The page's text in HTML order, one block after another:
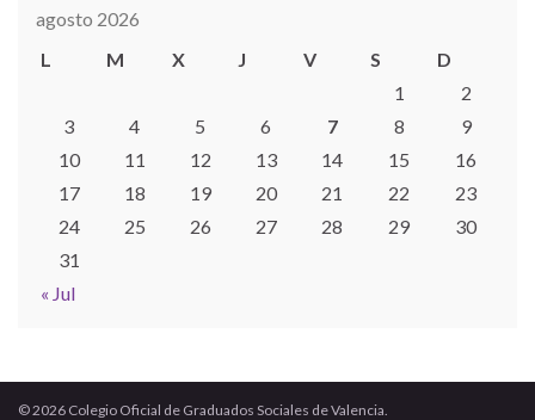
agosto 2026
L
M X J V S D
« Jul
1
2
3
4 5 6 7 8
9
10
11 12 13 14 15
16
17
18 19 20 21 22
23
24
25 26 27 28 29
30
31
© 2026 Colegio Oficial de Graduados Sociales de Valencia.